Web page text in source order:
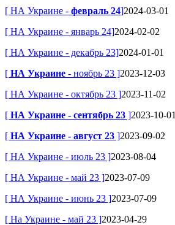
[ НА Украине - февраль 24]2024-03-01
[ НА Украине - январь 24]2024-02-02
[ НА Украине - декабрь 23]2024-01-01
[ НА Украине - ноябрь 23 ]2023-12-03
[ НА Украине - октябрь 23 ]2023-11-02
[ НА Украине - сентябрь 23 ]2023-10-01
[ НА Украине - август 23 ]2023-09-02
[ НА Украине - июль 23 ]2023-08-04
[ НА Украине - май 23 ]2023-07-09
[ НА Украине - июнь 23 ]2023-07-09
[ На Украине - май 23 ]2023-04-29